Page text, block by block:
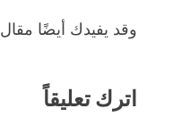
وقد يفيدك أيضًا مقال
اترك تعليقاً